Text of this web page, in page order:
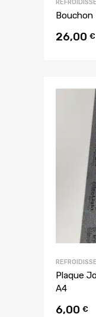
Bouchon
26,00 €
Plaque
A4
6,00 €